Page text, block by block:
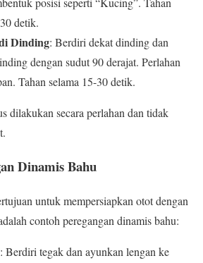
detik.
Dinding: Berdiri dekat dinding dan
dengan sudut 90 derajat. Perlahan
Tahan selama 15-30 detik.
dilakukan secara perlahan dan tidak
Dinamis Bahu
untuk mempersiapkan otot dengan
contoh peregangan dinamis bahu:
: Berdiri tegak dan ayunkan lengan ke